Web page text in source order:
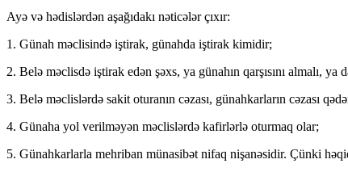
Ayə və hədislərdən aşağıdakı nəticələr çıxır:
1. Günah məclisində iştirak, günahda iştirak kimidir;
2. Belə məclisdə iştirak edən şəxs, ya günahın qarşısını almalı,
3. Belə məclislərdə sakit oturanın cəzası, günahkarların cəzası
4. Günaha yol verilməyən məclislərdə kafirlərlə oturmaq olar;
5. Günahkarlarla mehriban münasibət nifaq nişanəsidir. Çünki